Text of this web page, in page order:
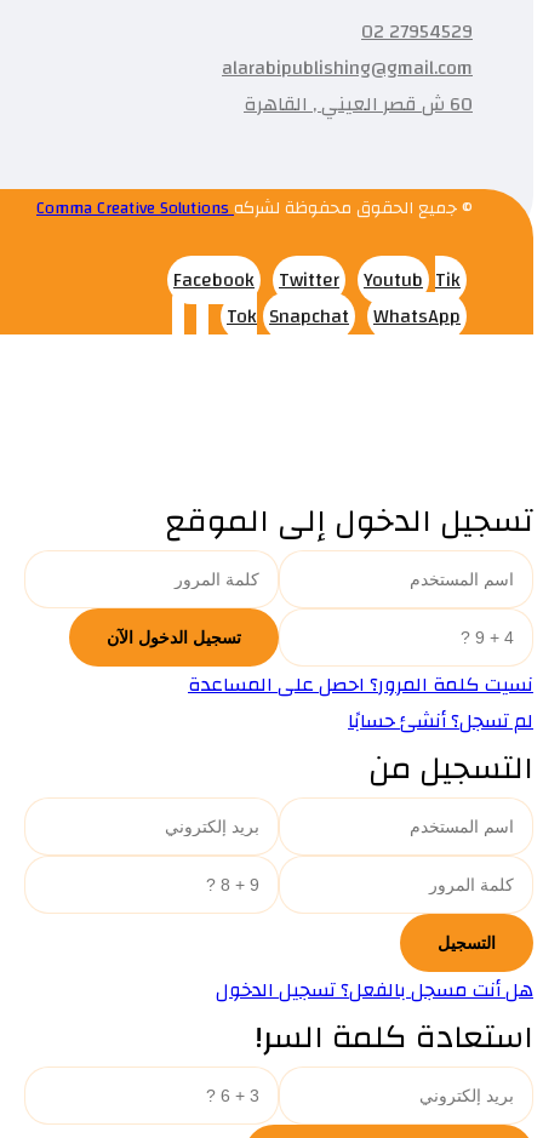
27954529 02
alarabipublishing@gmail.com
60 ش قصر العيني , القاهرة
© جميع الحقوق محفوظة لشركهComma Creative Solutions
Facebook Twitter Youtub Tik
Tok Snapchat WhatsApp
تسجيل الدخول إلى الموقع
نسيت كلمة المرور؟ احصل على المساعدة
لم تسجل؟ أنشئ حسابًا
التسجيل من
هل أنت مسجل بالفعل؟ تسجيل الدخول
استعادة كلمة السر!